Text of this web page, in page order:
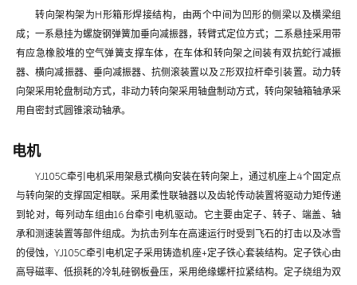
转向架构架为H形箱形焊接结构，由两个中间为凹形的侧梁以及横梁组
成；一系悬挂为螺旋钢弹簧加垂向减振器，转臂式定位方式；二系悬挂采用带
有应急橡胶堆的空气弹簧支撑车体，在车体和转向架之间装有双抗蛇行减振
器、横向减振器、垂向减振器、抗侧滚装置以及Z形双拉杆牵引装置。动力转
向架采用轮盘制动方式，非动力转向架采用轴盘制动方式，转向架轴箱轴承采
用自密封式圆锥滚动轴承。
电机
YJ105C牵引电机采用架悬式横向安装在转向架上，通过机座上4个固定点
与转向架的支撑固定相联。采用柔性联轴器以及齿轮传动装置将驱动力矩传递
到轮对，每列动车组由16台牵引电机驱动。它主要由定子、转子、端盖、轴
承和测速装置等部件组成。为抗击列车在高速运行时受到飞石的打击以及冰雪
的侵蚀，YJ105C牵引电机定子采用铸造机座+定子铁心套装结构。定子铁心由
高导磁率、低损耗的冷轧硅钢板叠压，采用绝缘螺杆拉紧结构。定子绕组为双